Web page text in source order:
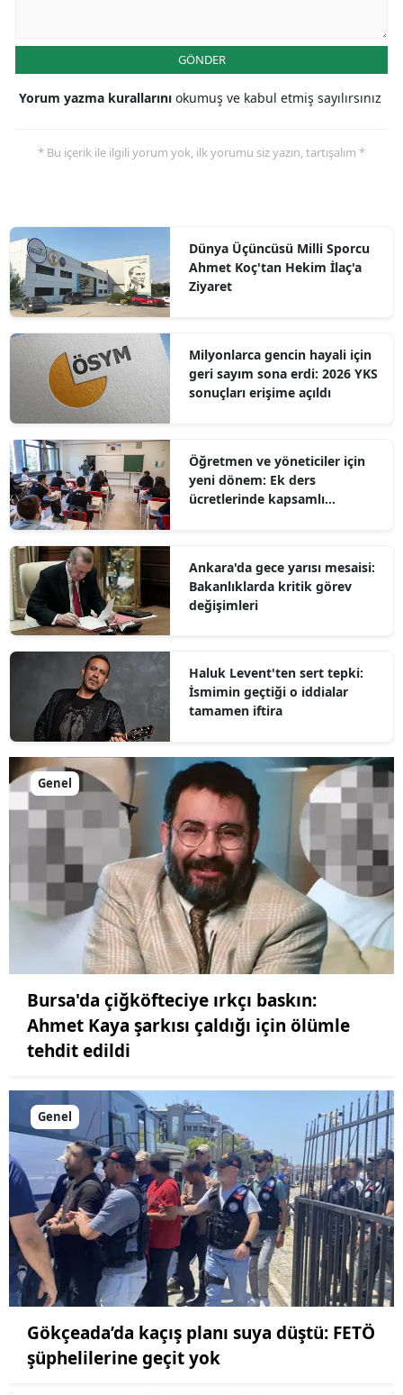
GÖNDER
Yorum yazma kurallarını okumuş ve kabul etmiş sayılırsınız
* Bu içerik ile ilgili yorum yok, ilk yorumu siz yazın, tartışalım *
Dünya Üçüncüsü Milli Sporcu
Ahmet Koç'tan Hekim İlaç'a
Ziyaret
Milyonlarca gencin hayali için
geri sayım sona erdi: 2026 YKS
sonuçları erişime açıldı
Öğretmen ve yöneticiler için
yeni dönem: Ek ders
ücretlerinde kapsamlı
Ankara'da gece yarısı mesaisi:
Bakanlıklarda kritik görev
değişimleri
Haluk Levent'ten sert tepki:
İsmimin geçtiği o iddialar
tamamen iftira
Genel
Bursa'da çiğköfteciye ırkçı baskın:
Ahmet Kaya şarkısı çaldığı için ölümle
tehdit edildi
Genel
Gökçeada’da kaçış planı suya düştü: FETÖ
şüphelilerine geçit yok